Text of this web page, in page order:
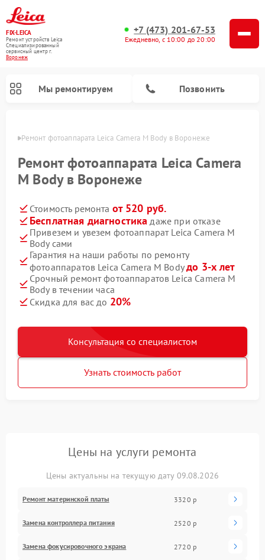
FIX-LEICA
Ремонт устройств Leica
Специализированный
cервисный центр г.
Воронеж
+7 (473) 201-67-53
Ежедневно, с 10:00 до 20:00
Мы ремонтируем Позвонить
Ремонт фотоаппарата Leica Camera M Body в Воронеже
Ремонт фотоаппарата Leica Camera
M Body в Воронеже
Стоимость ремонта от 520 руб.
Бесплатная диагностика даже при отказе
Привезем и увезем фотоаппарат Leica Camera M
Body сами
Гарантия на наши работы по ремонту
фотоаппаратов Leica Camera M Bodyдо 3-х лет
Срочный ремонт фотоаппаратов Leica Camera M
Body в течении часа
Скидка для вас до 20%
Консультация со специалистом
Узнать стоимость работ
Цены на услуги ремонта
Цены актуальны на текущую дату 09.08.2026
Ремонт материнской платы 3320 р
Замена контроллера питания 2520 р
Замена фокусировочного экрана 2720 р